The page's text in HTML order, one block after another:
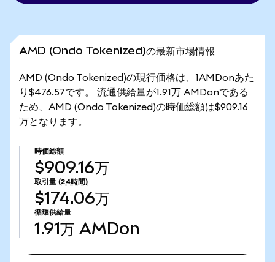
AMD (Ondo Tokenized)の最新市場情報
AMD (Ondo Tokenized)の現行価格は、1AMDonあた
り$476.57です。 流通供給量が1.91万 AMDonである
ため、AMD (Ondo Tokenized)の時価総額は$909.16
万となります。
時価総額
$909.16万
取引量 (24時間)
$174.06万
循環供給量
1.91万 AMDon